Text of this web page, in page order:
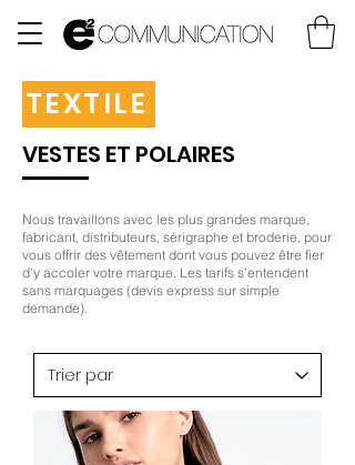
TEXTILE
VESTES ET POLAIRES
Nous travaillons avec les plus grandes marque,
fabricant, distributeurs, sérigraphe et broderie, pour
vous offrir des vêtement dont vous pouvez être fier
d'y accoler votre marque. Les tarifs s'entendent
sans marquages (devis express sur simple
demande).